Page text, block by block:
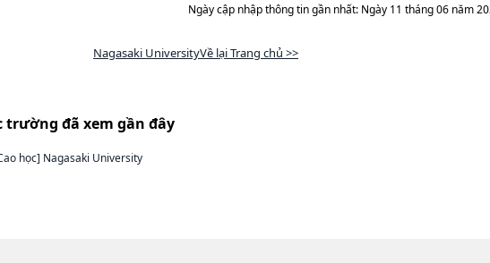
Ngày cập nhập thông tin gần nhất: Ngày 11 tháng 06 năm
Nagasaki UniversityVề lại Trang chủ >>
trường đã xem gần đây
học] Nagasaki University